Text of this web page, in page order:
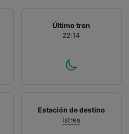
Último tren
22:14
Estación de destino
Istres